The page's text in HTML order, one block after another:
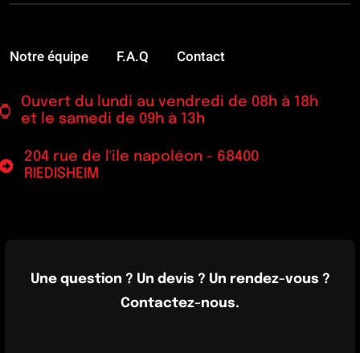
Notre équipe F.A.Q Contact
Ouvert du lundi au vendredi de 08h à 18h
et le samedi de 09h à 13h
204 rue de l'ile napoléon - 68400
RIEDISHEIM
Une question ? Un devis ? Un rendez-vous ?
Contactez-nous.